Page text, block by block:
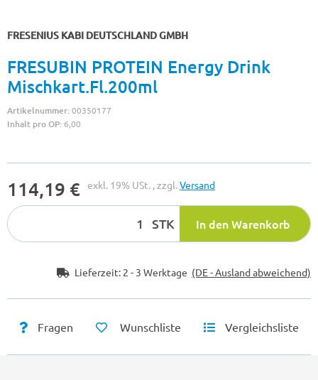
FRESENIUS KABI DEUTSCHLAND GMBH
FRESUBIN PROTEIN Energy Drink
Mischkart.Fl.200ml
Artikelnummer:00350177
Inhalt pro OP: 6,00
114,19 € exkl. 19% USt. , zzgl.Versand
STK In den Warenkorb
Lieferzeit: 2 - 3 Werktage (DE - Ausland abweichend)
Fragen Wunschliste Vergleichsliste